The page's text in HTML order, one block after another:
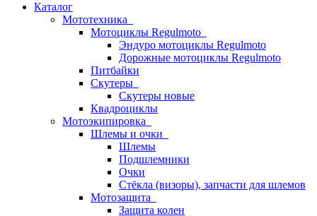
Каталог
Мототехника
Мотоциклы Regulmoto
Эндуро мотоциклы Regulmoto
Дорожные мотоциклы Regulmoto
Питбайки
Скутеры
Скутеры новые
Квадроциклы
Мотоэкипировка
Шлемы и очки
Шлемы
Подшлемники
Очки
Стёкла (визоры), запчасти для шлемов
Мотозащита
Защита колен